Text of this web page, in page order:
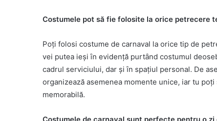
Costumele pot sӑ fie folosite la orice petrecere
Poți folosi costume de carnaval la orice tip de
vei putea ieși ȋn evidențӑ purtȃnd costumul
cadrul serviciului, dar și ȋn spațiul personal. De
organizeazӑ asemenea momente unice, iar tu
memorabilӑ.
Costumele de carnaval sunt perfecte pentru o